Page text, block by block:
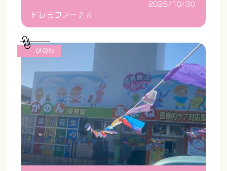
2025/10/30
ドレミファ〜♪🎶
かのん